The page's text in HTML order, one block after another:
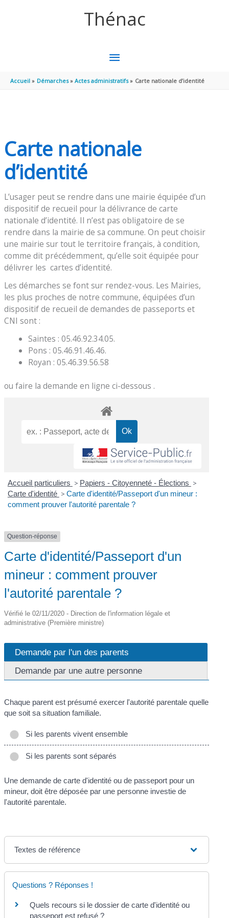
Thénac
MENU
PRINCIPAL
Accueil Démarches Actes administratifs Carte nationale d’identité
Carte nationale
d’identité
L’usager peut se rendre dans une mairie équipée d’un
dispositif de recueil pour la délivrance de carte
nationale d’identité. Il n’est pas obligatoire de se
rendre dans la mairie de sa commune. On peut choisir
une mairie sur tout le territoire français, à condition,
comme dit précédemment, qu’elle soit équipée pour
délivrer les cartes d’identité.
Les démarches se font sur rendez-vous. Les Mairies,
les plus proches de notre commune, équipées d’un
dispositif de recueil de demandes de passeports et
CNI sont :
Saintes : 05.46.92.34.05.
Pons : 05.46.91.46.46.
Royan : 05.46.39.56.58
ou faire la demande en ligne ci-dessous .
Accueil particuliers > Papiers - Citoyenneté - Élections >
Carte d'identité > Carte d'identité/Passeport d'un mineur :
comment prouver l'autorité parentale ?
Question-réponse
Carte d'identité/Passeport d'un
mineur : comment prouver
l'autorité parentale ?
Vérifié le 02/11/2020 - Direction de l'information légale et
administrative (Première ministre)
Demande par l'un des parents
Demande par une autre personne
Chaque parent est présumé exercer l'autorité parentale quelle
que soit sa situation familiale.
Si les parents vivent ensemble
Si les parents sont séparés
Une demande de carte d'identité ou de passeport pour un
mineur, doit être déposée par une personne investie de
l'autorité parentale.
Textes de référence
Questions ? Réponses !
Quels recours si le dossier de carte d'identité ou
passeport est refusé ?